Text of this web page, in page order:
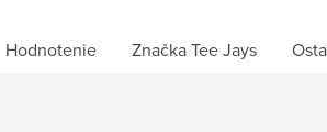
Hodnotenie ZnačkaTee Jays